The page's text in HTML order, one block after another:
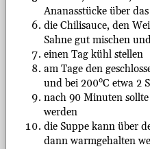
Ananasstücke über
die Chilisauce, den
Sahne gut mischen
einen Tag kühl stellen
am Tage den
und bei 200°C etwa 2
nach 90 Minuten
werden
die Suppe kann über
dann warmgehalten